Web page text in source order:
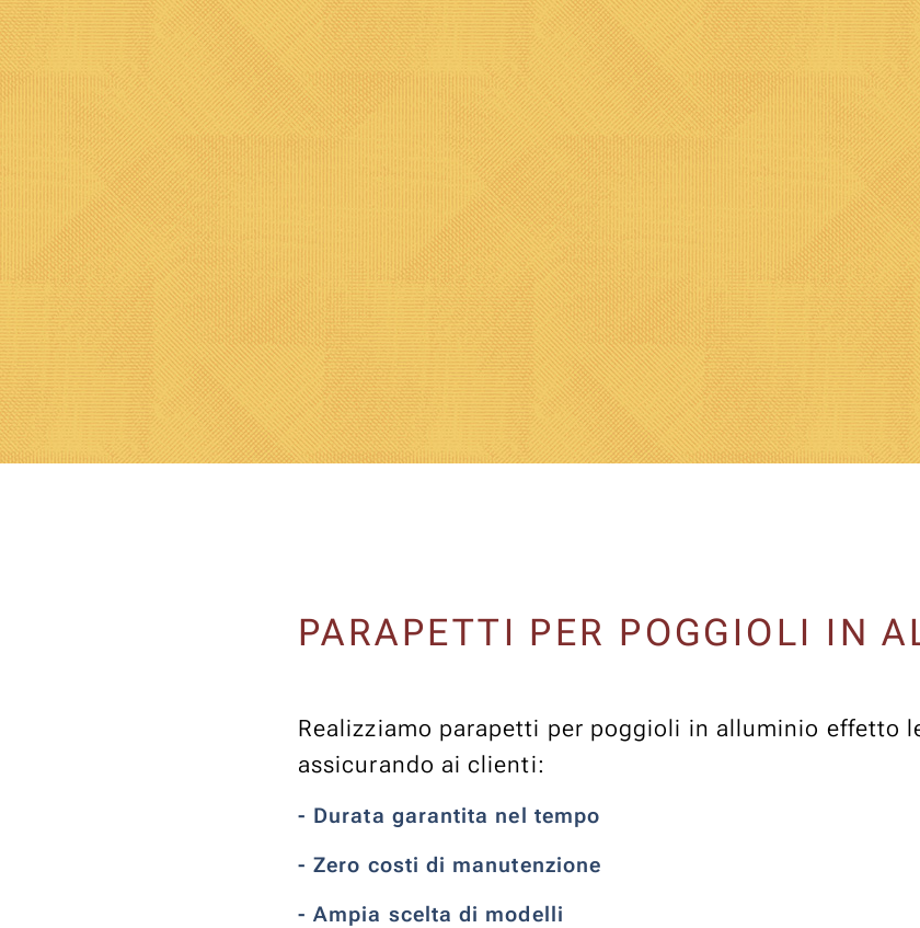
PARAPETTI PER POGGIOLI IN
Realizziamo parapetti per poggioli in alluminio effetto
assicurando ai clienti:
- Durata garantita nel tempo
- Zero costi di manutenzione
- Ampia scelta di modelli